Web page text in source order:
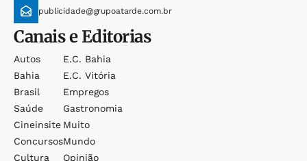
publicidade@grupoatarde.com.br
Canais e Editorias
Autos
Bahia
Brasil
Saúde
Cineinsite
Concursos
Cultura
E.c. Bahia
E.c. Vitória
Empregos
Gastronomia
Muito
Mundo
Opinião